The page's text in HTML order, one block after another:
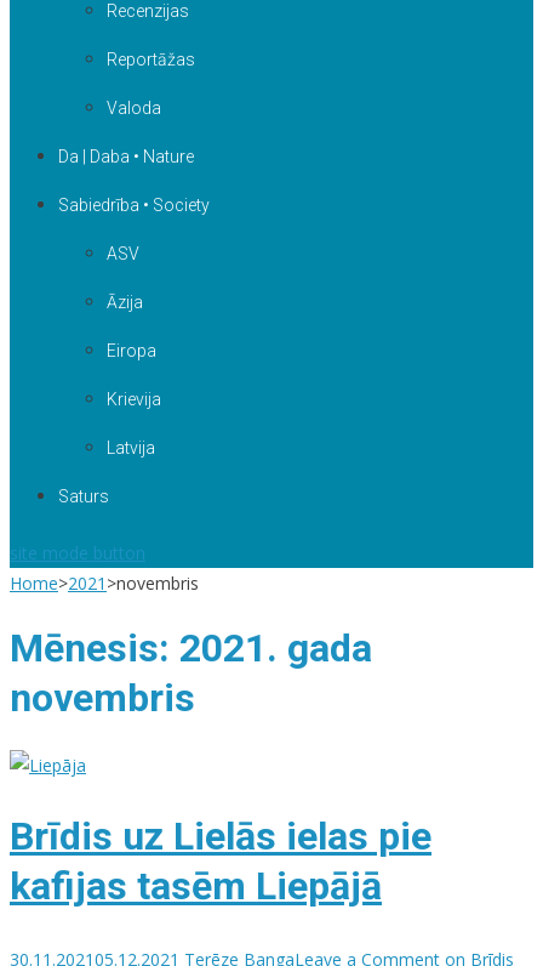
Recenzijas
Reportāžas
Valoda
Da | Daba • Nature
Sabiedrība • Society
ASV
Āzija
Eiropa
Krievija
Latvija
Saturs
site mode button
Home>2021 >novembris
Mēnesis: 2021. gada
novembris
Brīdis uz Lielās ielas pie
kafijas tasēm Liepājā
30.11.202105.12.2021 Terēze BangaLeave a Comment on Brīdis